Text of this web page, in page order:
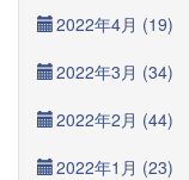
2022年4月 (19)
2022年3月 (34)
2022年2月 (44)
2022年1月 (23)